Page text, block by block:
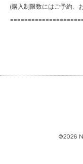
(購入制限数にはご予約、
©2026